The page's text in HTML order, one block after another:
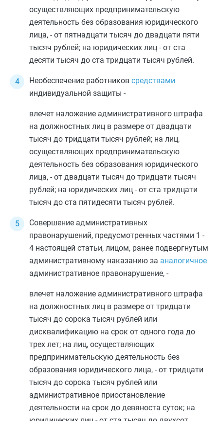
осуществляющих предпринимательскую
деятельность без образования юридического
лица, - от пятнадцати тысяч до двадцати пяти
тысяч рублей; на юридических лиц - от ста
десяти тысяч до ста тридцати тысяч рублей.
Необеспечение работников средствами
индивидуальной защиты -
влечет наложение административного штрафа
на должностных лиц в размере от двадцати
тысяч до тридцати тысяч рублей; на лиц,
осуществляющих предпринимательскую
деятельность без образования юридического
лица, - от двадцати тысяч до тридцати тысяч
рублей; на юридических лиц - от ста тридцати
тысяч до ста пятидесяти тысяч рублей.
Совершение административных
правонарушений, предусмотренных частями 1 -
4 настоящей статьи, лицом, ранее подвергнутым
административному наказанию за аналогичное
административное правонарушение, -
влечет наложение административного штрафа
на должностных лиц в размере от тридцати
тысяч до сорока тысяч рублей или
дисквалификацию на срок от одного года до
трех лет; на лиц, осуществляющих
предпринимательскую деятельность без
образования юридического лица, - от тридцати
тысяч до сорока тысяч рублей или
административное приостановление
деятельности на срок до девяноста суток; на